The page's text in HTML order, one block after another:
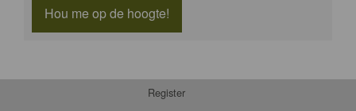
Hou me op de hoogte!
Register